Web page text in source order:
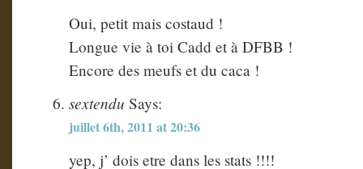
Oui, petit mais costaud !
Longue vie à toi Cadd et à DFBB !
Encore des meufs et du caca !
sextendu Says:
juillet 6th, 2011 at 20:36
yep, j’ dois etre dans les stats !!!!